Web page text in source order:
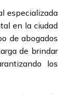
especializada
en la ciudad
de abogados
de brindar
los